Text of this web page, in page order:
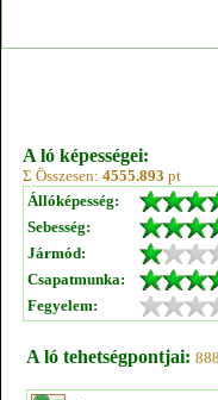
A ló képességei:
Σ Összesen: 4555.893 pt
Állóképesség:
Sebesség:
Jármód:
Csapatmunka:
Fegyelem:
A ló tehetségpontjai: